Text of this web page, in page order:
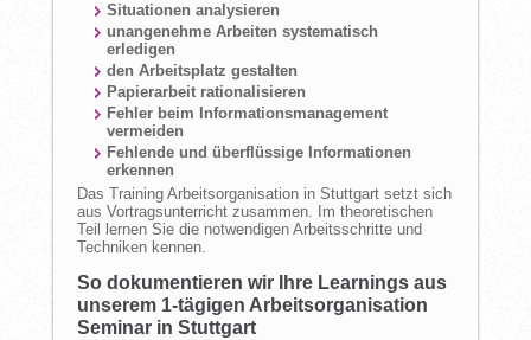
Situationen analysieren
unangenehme Arbeiten systematisch
erledigen
den Arbeitsplatz gestalten
Papierarbeit rationalisieren
Fehler beim Informationsmanagement
vermeiden
Fehlende und überflüssige Informationen
erkennen
Das Training Arbeitsorganisation in Stuttgart setzt sich
aus Vortragsunterricht zusammen. Im theoretischen
Teil lernen Sie die notwendigen Arbeitsschritte und
Techniken kennen.
So dokumentieren wir Ihre Learnings aus
unserem 1-tägigen Arbeitsorganisation
Seminar in Stuttgart